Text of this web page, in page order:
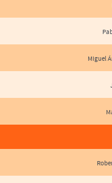
Miguel